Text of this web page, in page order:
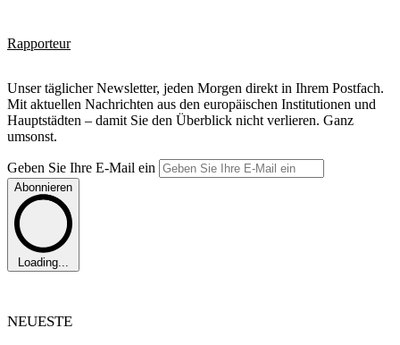
Rapporteur
Unser täglicher Newsletter, jeden Morgen direkt in Ihrem Postfach.
Mit aktuellen Nachrichten aus den europäischen Institutionen und
Hauptstädten – damit Sie den Überblick nicht verlieren. Ganz
umsonst.
Geben Sie Ihre E-Mail ein
Abonnieren
Loading...
NEUESTE